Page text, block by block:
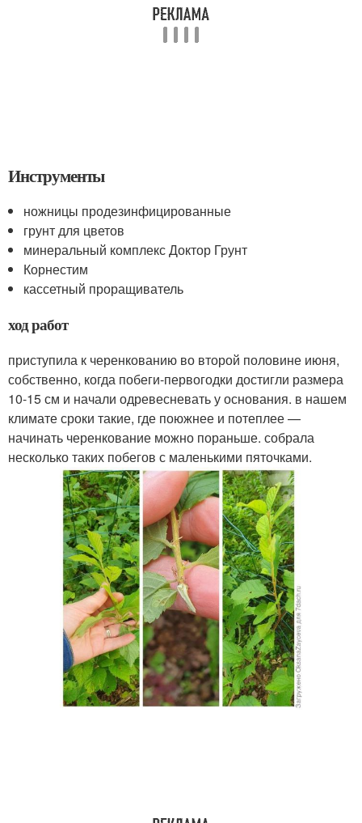
Инструменты
ножницы продезинфицированные
грунт для цветов
минеральный комплекс Доктор Грунт
Корнестим
кассетный проращиватель
ход работ
приступила к черенкованию во второй половине июня,
собственно, когда побеги-первогодки достигли размера
10-15 см и начали одревесневать у основания. в нашем
климате сроки такие, где поюжнее и потеплее —
начинать черенкование можно пораньше. собрала
несколько таких побегов с маленькими пяточками.